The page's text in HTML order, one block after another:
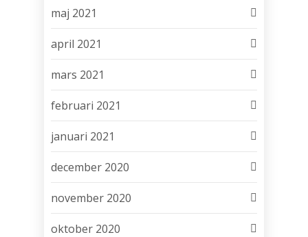
maj 2021
april 2021
mars 2021
februari 2021
januari 2021
december 2020
november 2020
oktober 2020